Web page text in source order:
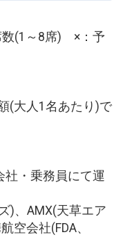
(1～8席) ×：予
(大人1名あたり)で
社・乗務員にて運
)、AMX(天草エア
空会社(FDA、